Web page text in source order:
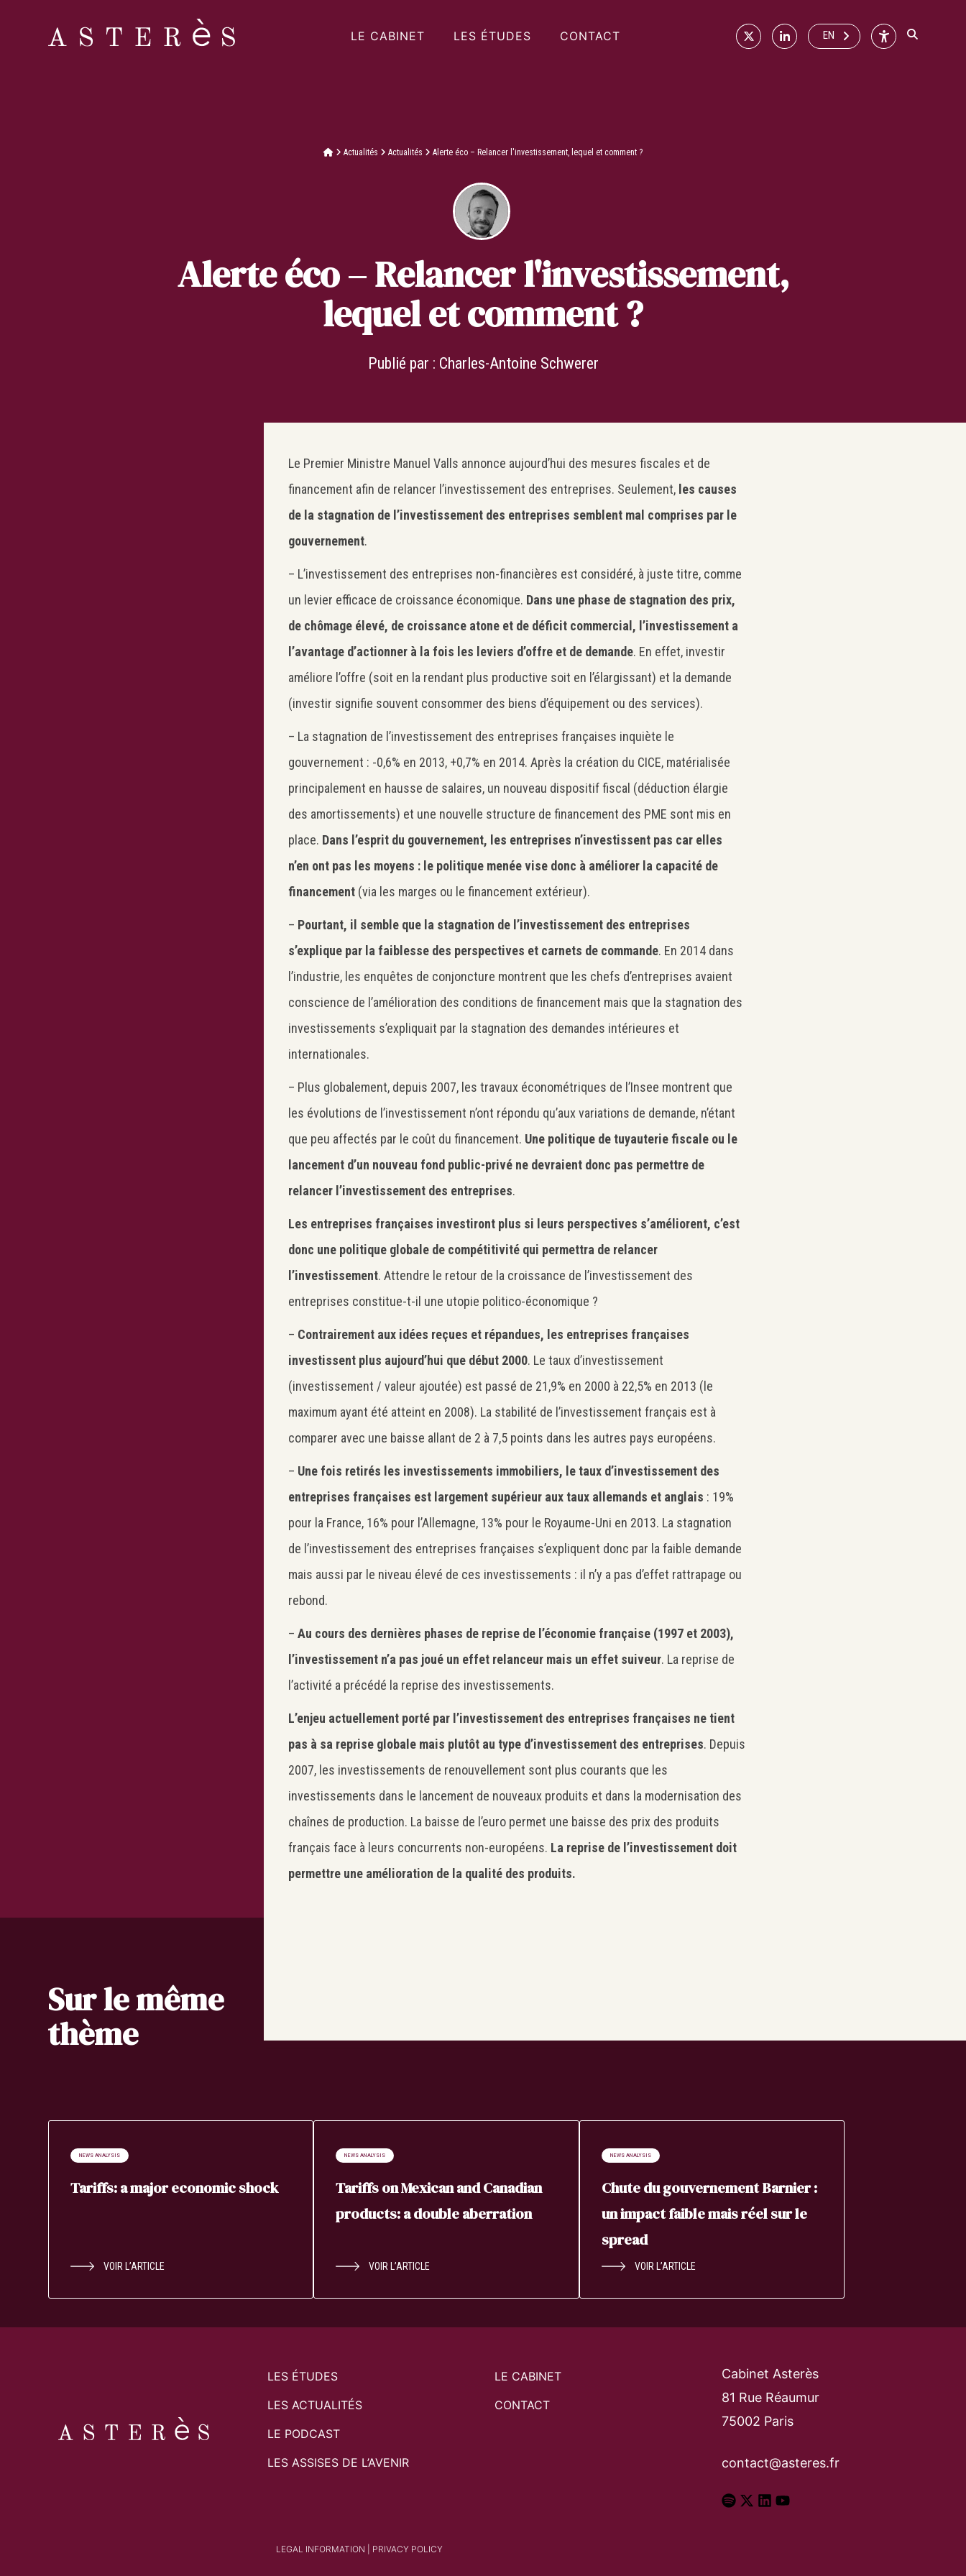
LE CABINET LES ÉTUDES CONTACT X Linkedin
EN Accessibilité
Actualités Actualités Alerte éco – Relancer l'investissement, lequel et comment ?
Alerte éco – Relancer l'investissement,
lequel et comment ?
Publié par : Charles-Antoine Schwerer
Le Premier Ministre Manuel Valls annonce aujourd’hui des mesures fiscales et de
financement afin de relancer l’investissement des entreprises. Seulement, les causes
de la stagnation de l’investissement des entreprises semblent mal comprises par le
gouvernement.
– L’investissement des entreprises non-financières est considéré, à juste titre, comme
un levier efficace de croissance économique. Dans une phase de stagnation des prix,
de chômage élevé, de croissance atone et de déficit commercial, l’investissement a
l’avantage d’actionner à la fois les leviers d’offre et de demande. En effet, investir
améliore l’offre (soit en la rendant plus productive soit en l’élargissant) et la demande
(investir signifie souvent consommer des biens d’équipement ou des services).
– La stagnation de l’investissement des entreprises françaises inquiète le
gouvernement : -0,6% en 2013, +0,7% en 2014. Après la création du CICE, matérialisée
principalement en hausse de salaires, un nouveau dispositif fiscal (déduction élargie
des amortissements) et une nouvelle structure de financement des PME sont mis en
place. Dans l’esprit du gouvernement, les entreprises n’investissent pas car elles
n’en ont pas les moyens : le politique menée vise donc à améliorer la capacité de
financement(via les marges ou le financement extérieur).
– Pourtant, il semble que la stagnation de l’investissement des entreprises
s’explique par la faiblesse des perspectives et carnets de commande. En 2014 dans
l’industrie, les enquêtes de conjoncture montrent que les chefs d’entreprises avaient
conscience de l’amélioration des conditions de financement mais que la stagnation des
investissements s’expliquait par la stagnation des demandes intérieures et
internationales.
– Plus globalement, depuis 2007, les travaux économétriques de l’Insee montrent que
les évolutions de l’investissement n’ont répondu qu’aux variations de demande, n’étant
que peu affectés par le coût du financement. Une politique de tuyauterie fiscale ou le
lancement d’un nouveau fond public-privé ne devraient donc pas permettre de
relancer l’investissement des entreprises.
Les entreprises françaises investiront plus si leurs perspectives s’améliorent, c’est
donc une politique globale de compétitivité qui permettra de relancer
l’investissement. Attendre le retour de la croissance de l’investissement des
entreprises constitue-t-il une utopie politico-économique ?
– Contrairement aux idées reçues et répandues, les entreprises françaises
investissent plus aujourd’hui que début 2000. Le taux d’investissement
(investissement / valeur ajoutée) est passé de 21,9% en 2000 à 22,5% en 2013 (le
maximum ayant été atteint en 2008). La stabilité de l’investissement français est à
comparer avec une baisse allant de 2 à 7,5 points dans les autres pays européens.
– Une fois retirés les investissements immobiliers, le taux d’investissement des
entreprises françaises est largement supérieur aux taux allemands et anglais : 19%
pour la France, 16% pour l’Allemagne, 13% pour le Royaume-Uni en 2013. La stagnation
de l’investissement des entreprises françaises s’expliquent donc par la faible demande
mais aussi par le niveau élevé de ces investissements : il n’y a pas d’effet rattrapage ou
rebond.
– Au cours des dernières phases de reprise de l’économie française (1997 et 2003),
l’investissement n’a pas joué un effet relanceur mais un effet suiveur. La reprise de
l’activité a précédé la reprise des investissements.
L’enjeu actuellement porté par l’investissement des entreprises françaises ne tient
pas à sa reprise globale mais plutôt au type d’investissement des entreprises. Depuis
2007, les investissements de renouvellement sont plus courants que les
investissements dans le lancement de nouveaux produits et dans la modernisation des
chaînes de production. La baisse de l’euro permet une baisse des prix des produits
français face à leurs concurrents non-européens. La reprise de l’investissement doit
permettre une amélioration de la qualité des produits.
Sur le même
thème
NEWS ANALYSIS
Tariffs: a major economic shock
VOIR L’ARTICLE
NEWS ANALYSIS
Tariffs on Mexican and Canadian
products: a double aberration
VOIR L’ARTICLE
NEWS ANALYSIS
Chute du gouvernement Barnier :
un impact faible mais réel sur le
spread
VOIR L’ARTICLE
LES ÉTUDES
LES ACTUALITÉS
LE PODCAST
LES ASSISES DE L’AVENIR
LE CABINET
CONTACT
Cabinet Asterès
81 Rue Réaumur
75002 Paris
contact@asteres.fr
LEGAL INFORMATION PRIVACY POLICY
Search